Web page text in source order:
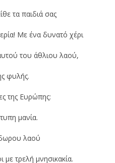
τα παιδιά σας
Με ένα δυνατό χέρι
του άθλιου λαού,
φυλής.
της Ευρώπης:
μανία.
λαού
τρελή μνησικακία.